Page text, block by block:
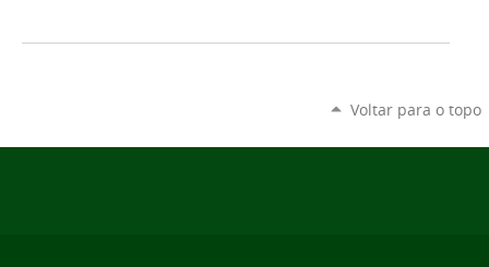
Voltar para o topo